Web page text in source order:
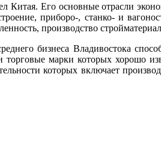
Его основные отрасли
приборо-, станко- и
производство
бизнеса Владивостока
марки которых хорошо
которых включает